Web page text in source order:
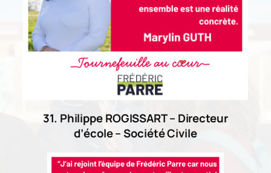
31. Philippe ROGISSART – Directeur
d’école – Société Civile